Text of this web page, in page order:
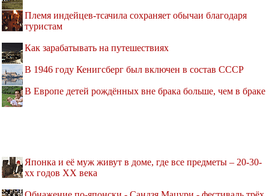
Племя индейцев-тсачила сохраняет обычаи благодаря
туристам
Как зарабатывать на путешествиях
В 1946 году Кенигсберг был включен в состав СССР
В Европе детей рождённых вне брака больше, чем в браке
Японка и её муж живут в доме, где все предметы – 20-30-
хх годов XX века